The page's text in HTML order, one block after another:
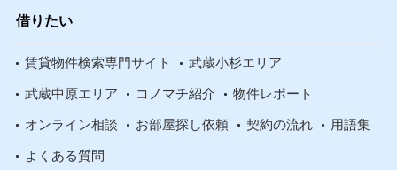
借りたい
賃貸物件検索専門サイト 武蔵小杉エリア
武蔵中原エリア コノマチ紹介 物件レポート
オンライン相談 お部屋探し依頼 契約の流れ 用語集
よくある質問